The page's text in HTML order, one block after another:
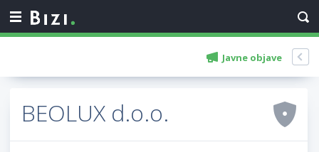
Javne objave
BEOLUX d.o.o.